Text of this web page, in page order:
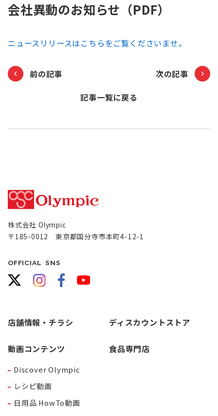
Olympicグループについて
環境への取り組み
会社異動のお知らせ（PDF）
ニュースリリースはこちらをご覧くださいませ。
前の記事
記事一覧に戻る
次の記事
株式会社 Olympic
〒185-0012 東京都国分寺市本町4-12-1
OFFICIAL SNS
店舗情報・チラシ
動画コンテンツ
Discover Olympic
レシピ動画
日用品 HowTo動画
ディスカウントストア
食品専門店